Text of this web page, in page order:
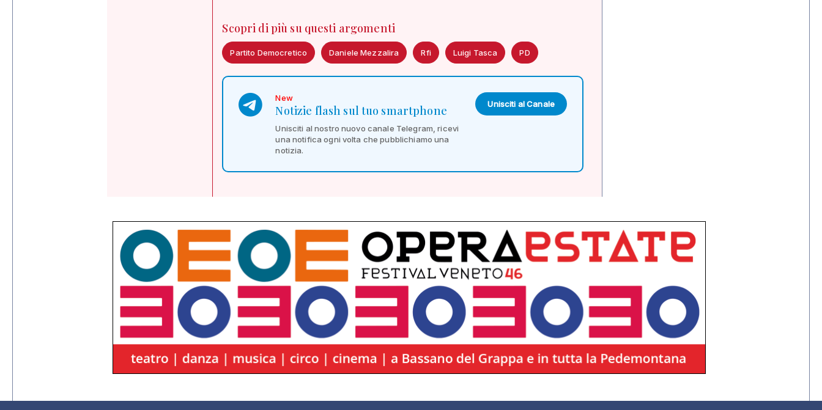
Scopri di più su questi argomenti
Partito Democretico Daniele Mezzalira Rfi Luigi Tasca PD
New
Notizie flash sul tuo smartphone
Unisciti al nostro nuovo canale Telegram, ricevi
una notifica ogni volta che pubblichiamo una
notizia.
Unisciti al Canale